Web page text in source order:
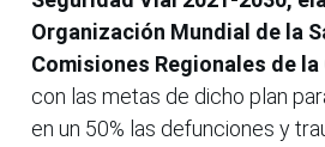
Organización Mundial de la
Comisiones Regionales de la
con las metas de dicho plan
en un 50% las defunciones y